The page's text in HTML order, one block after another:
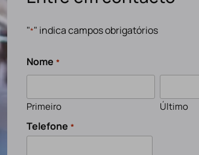
"*" indica campos obrigatórios
Nome *
Primeiro Último
Telefone *